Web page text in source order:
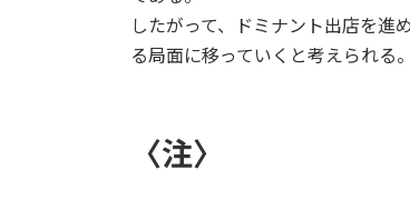
したがって、ドミナント出店を進
る局面に移っていくと考えられる。
〈注〉